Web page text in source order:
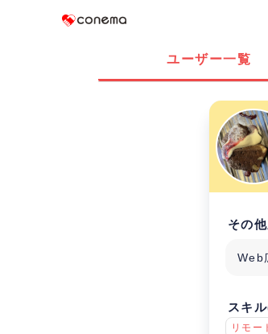
ユーザー一覧
その
Web
スキ
リモー